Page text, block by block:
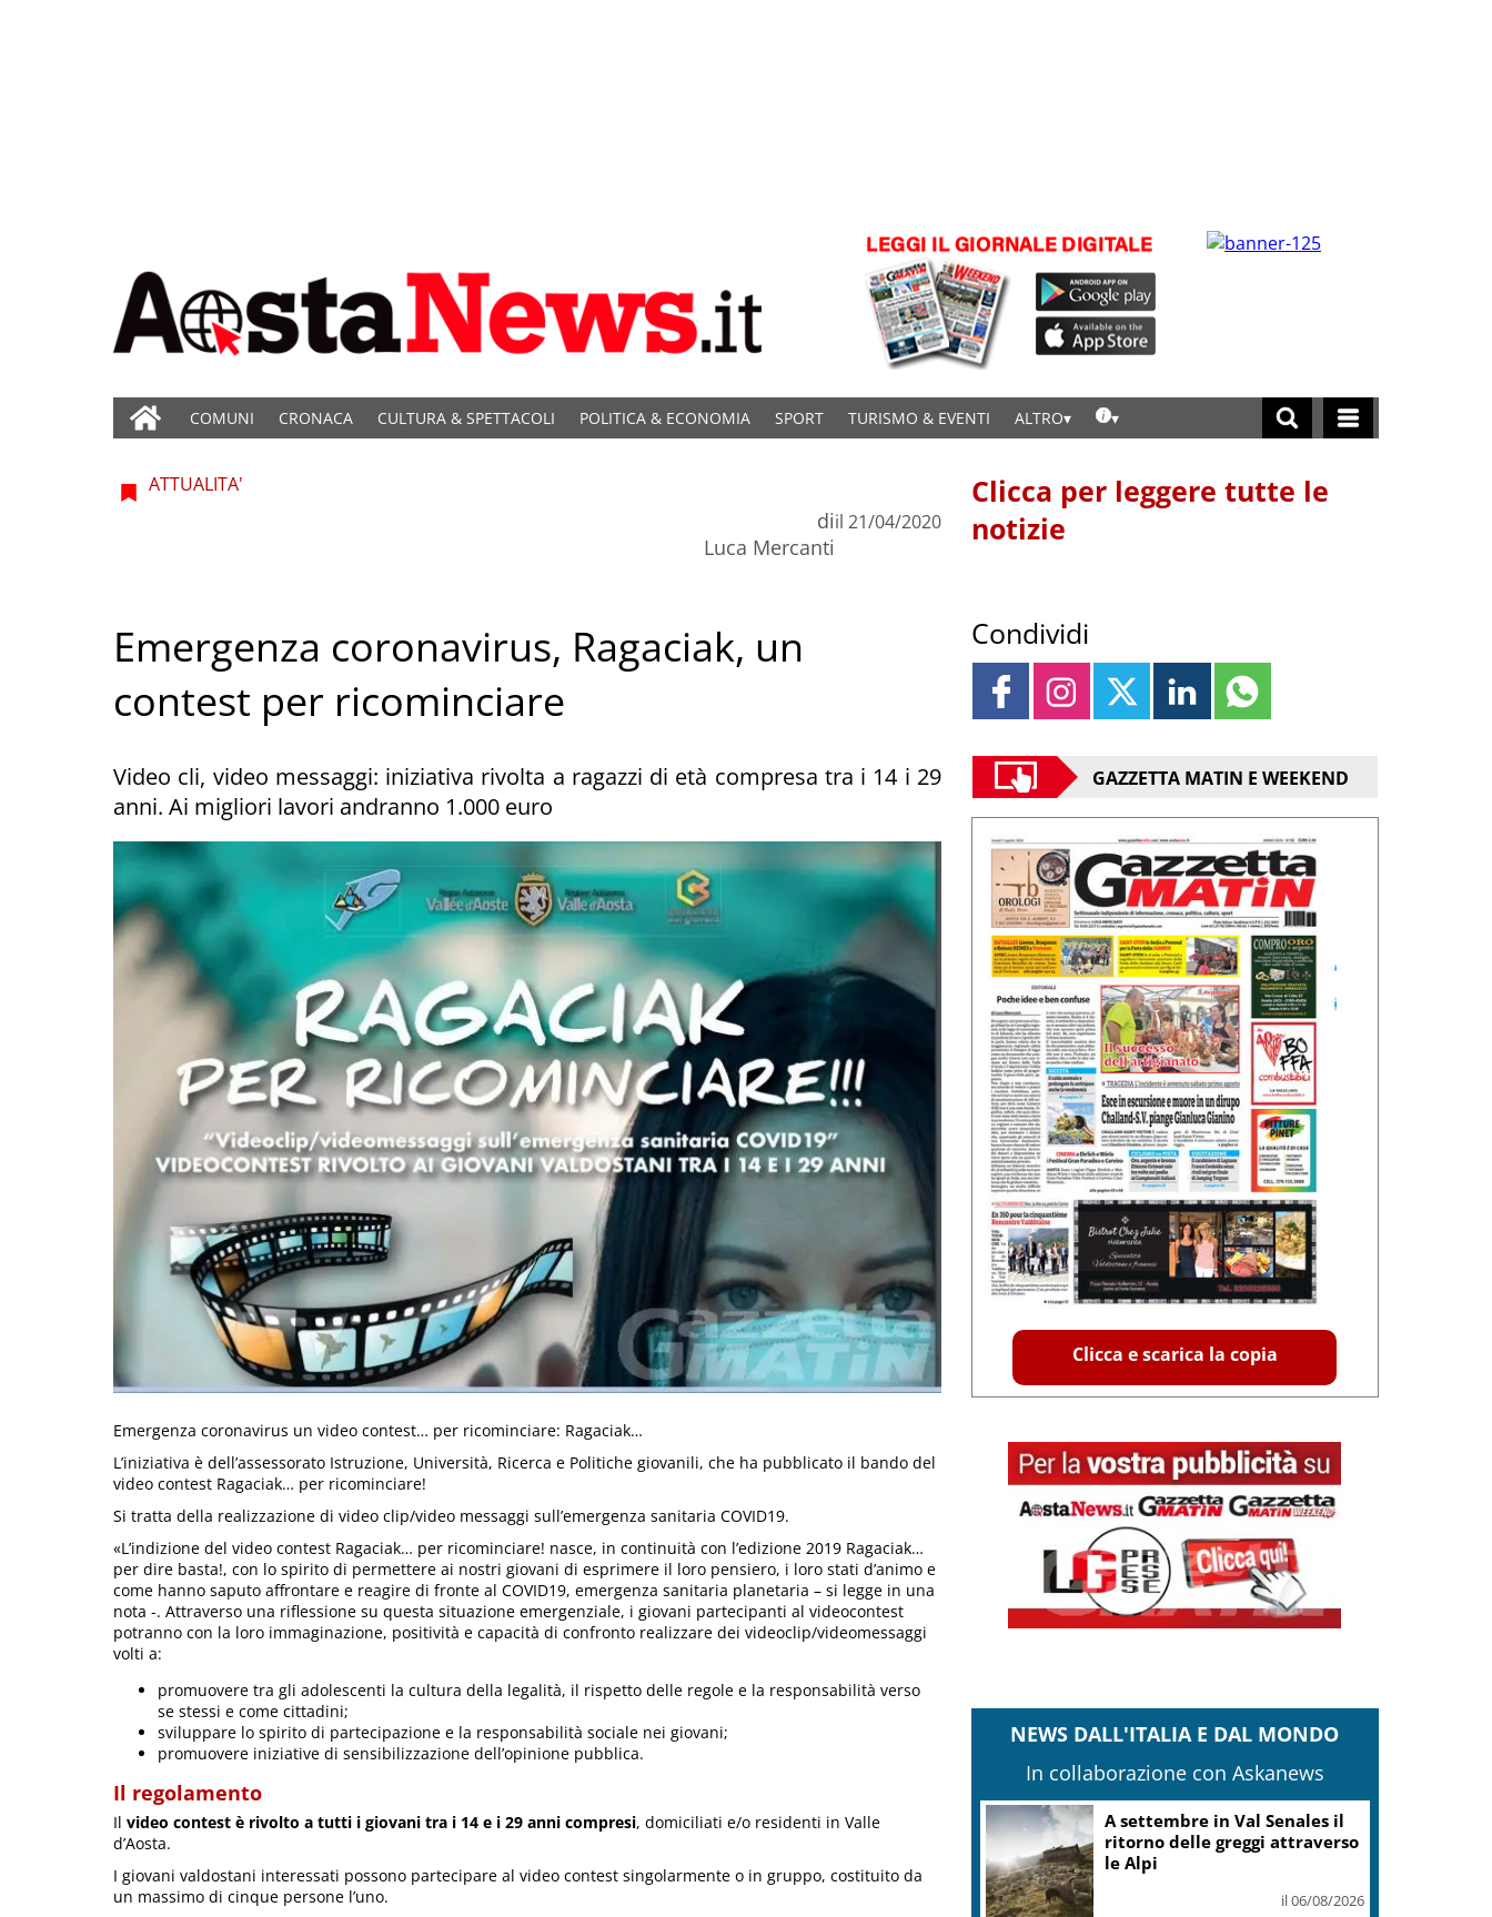
COMUNI CRONACA CULTURA & SPETTACOLI POLITICA & ECONOMIA SPORT TURISMO & EVENTI ALTRO
ATTUALITA'
di
Luca Mercanti
il 21/04/2020
Emergenza coronavirus, Ragaciak, un
contest per ricominciare
Video cli, video messaggi: iniziativa rivolta a ragazzi di età compresa tra i 14 i 29
anni. Ai migliori lavori andranno 1.000 euro
Emergenza coronavirus un video contest… per ricominciare: Ragaciak…
L’iniziativa è dell’assessorato Istruzione, Università, Ricerca e Politiche giovanili, che ha pubblicato il bando del
video contest Ragaciak… per ricominciare!
Si tratta della realizzazione di video clip/video messaggi sull’emergenza sanitaria COVID19.
«L’indizione del video contest Ragaciak… per ricominciare! nasce, in continuità con l’edizione 2019 Ragaciak…
per dire basta!, con lo spirito di permettere ai nostri giovani di esprimere il loro pensiero, i loro stati d’animo e
come hanno saputo affrontare e reagire di fronte al COVID19, emergenza sanitaria planetaria – si legge in una
nota -. Attraverso una riflessione su questa situazione emergenziale, i giovani partecipanti al videocontest
potranno con la loro immaginazione, positività e capacità di confronto realizzare dei videoclip/videomessaggi
volti a:
promuovere tra gli adolescenti la cultura della legalità, il rispetto delle regole e la responsabilità verso
se stessi e come cittadini;
sviluppare lo spirito di partecipazione e la responsabilità sociale nei giovani;
promuovere iniziative di sensibilizzazione dell’opinione pubblica.
Il regolamento
Il video contest è rivolto a tutti i giovani tra i 14 e i 29 anni compresi, domiciliati e/o residenti in Valle
d’Aosta.
I giovani valdostani interessati possono partecipare al video contest singolarmente o in gruppo, costituito da
un massimo di cinque persone l’uno.
Clicca per leggere tutte le
notizie
Condividi
GAZZETTA MATIN E WEEKEND
Clicca e scarica la copia
NEWS DALL'ITALIA E DAL MONDO
In collaborazione con Askanews
Ambiente: granchio blu, ENEA
testa metodo rapido per
estrarre chitina
il 06/08/2026